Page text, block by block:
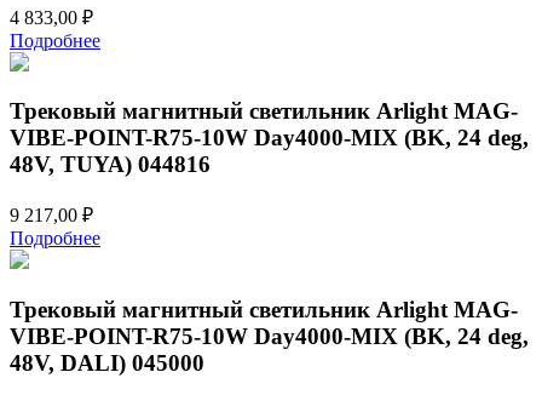
4 833,00 ₽
Подробнее
Трековый магнитный светильник Arlight MAG-
VIBE-POINT-R75-10W Day4000-MIX (BK, 24 deg,
48V, TUYA) 044816
9 217,00 ₽
Подробнее
Трековый магнитный светильник Arlight MAG-
VIBE-POINT-R75-10W Day4000-MIX (BK, 24 deg,
48V, DALI) 045000